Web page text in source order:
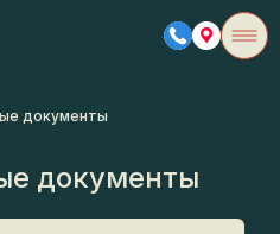
документы
документы